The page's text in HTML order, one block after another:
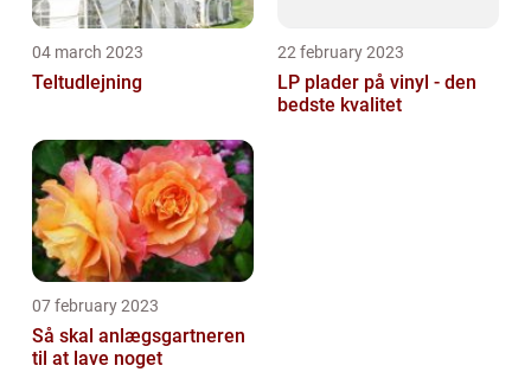
04 march 2023
Teltudlejning
22 february 2023
LP plader på vinyl - den
bedste kvalitet
07 february 2023
Så skal anlægsgartneren
til at lave noget